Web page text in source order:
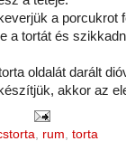
a porcukrot
a tortát és
oldalát darált
akkor az
, rum, torta